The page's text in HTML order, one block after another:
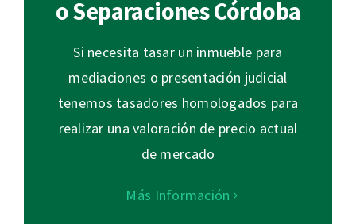
o Separaciones Córdoba
Si necesita tasar un inmueble para
mediaciones o presentación judicial
tenemos tasadores homologados para
realizar una valoración de precio actual
de mercado
Más Información